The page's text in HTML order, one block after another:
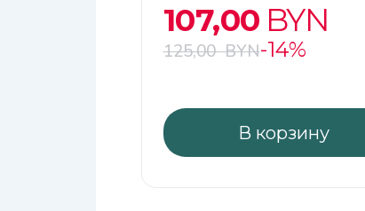
успокаивающим эффектом
107,00BYN
125,00BYN-14%
В корзину